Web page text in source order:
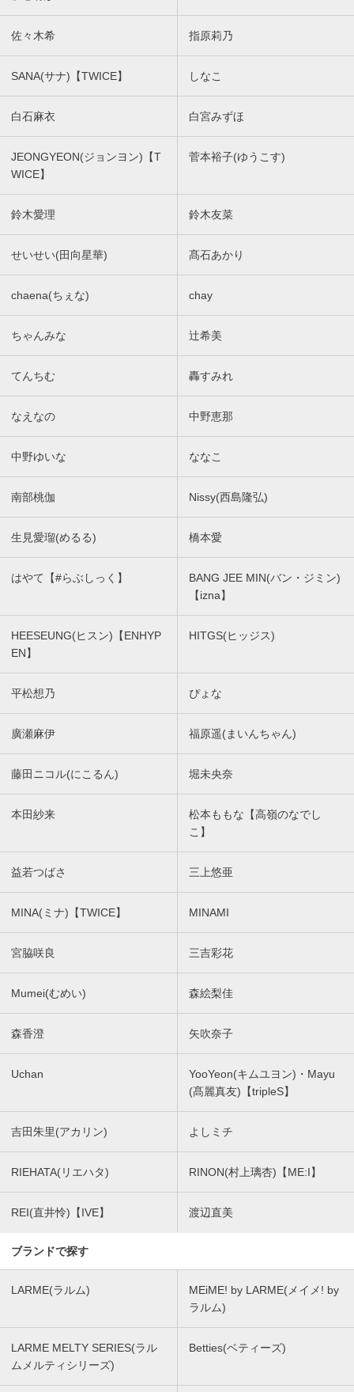
佐々木希 指原莉乃
SANA(サナ)【TWICE】 しなこ
白石麻衣 白宮みずほ
JEONGYEON(ジョンヨン)【T
WICE】
菅本裕子(ゆうこす)
鈴木愛理 鈴木友菜
せいせい(田向星華) 髙石あかり
chaena(ちぇな) chay
ちゃんみな 辻希美
てんちむ 轟すみれ
なえなの 中野恵那
中野ゆいな ななこ
南部桃伽 Nissy(西島隆弘)
生見愛瑠(めるる) 橋本愛
はやて【#らぶしっく】
BANG JEE MIN(バン・ジミン)
【izna】
HEESEUNG(ヒスン)【ENHYP
EN】
HITGS(ヒッジス)
平松想乃 ぴょな
廣瀬麻伊 福原遥(まいんちゃん)
藤田ニコル(にこるん) 堀未央奈
本田紗来
松本ももな【高嶺のなでし
こ】
益若つばさ 三上悠亜
MINA(ミナ)【TWICE】 MINAMI
宮脇咲良 三吉彩花
Mumei(むめい) 森絵梨佳
森香澄 矢吹奈子
Uchan
YooYeon(キムユヨン)・Mayu
(髙麗真友)【tripleS】
吉田朱里(アカリン) よしミチ
RIEHATA(リエハタ) RINON(村上璃杏)【ME:I】
REI(直井怜)【IVE】 渡辺直美
ブランドで探す
LARME(ラルム)
MEiME! by LARME(メイメ! by
ラルム)
LARME MELTY SERIES(ラル
ムメルティシリーズ)
Betties(ベティーズ)